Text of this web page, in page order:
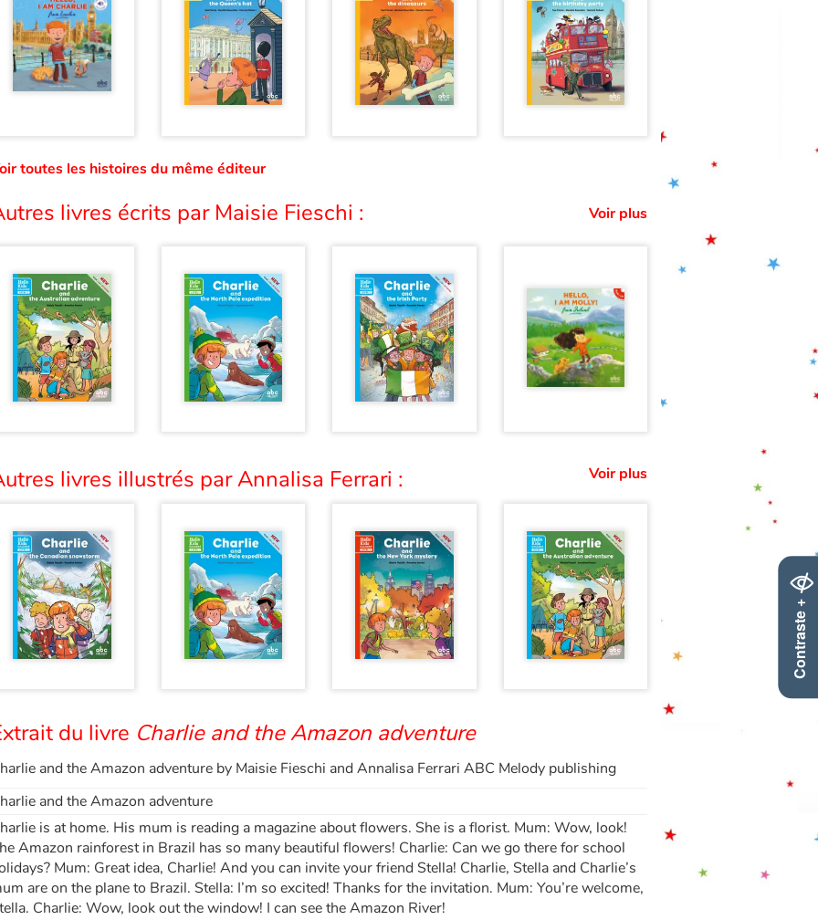
Contraste +
toutes les histoires du même éditeur
livres écrits par Maisie Fieschi : Voir plus
livres illustrés par Annalisa Ferrari : Voir plus
du livre Charlie and the Amazon adventure
and the Amazon adventure by Maisie Fieschi and Annalisa Ferrari ABC Melody publishing
and the Amazon adventure
is at home. His mum is reading a magazine about flowers. She is a florist. Mum: Wow, look!
Amazon rainforest in Brazil has so many beautiful flowers! Charlie: Can we go there for school
Mum: Great idea, Charlie! And you can invite your friend Stella! Charlie, Stella and Charlie’s
are on the plane to Brazil. Stella: I’m so excited! Thanks for the invitation. Mum: You’re welcome,
Charlie: Wow, look out the window! I can see the Amazon River!